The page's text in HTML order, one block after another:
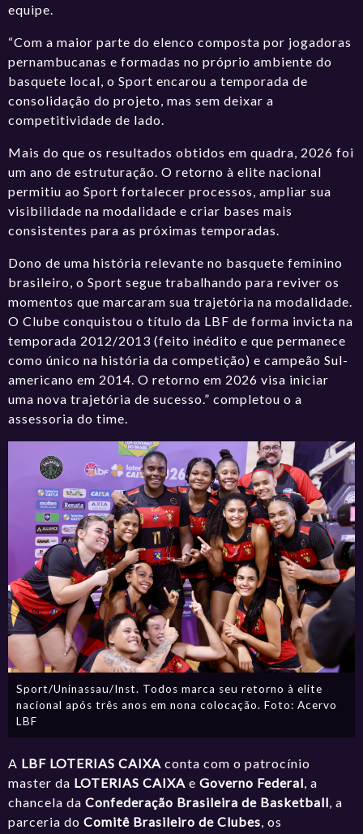
equipe.
“Com a maior parte do elenco composta por jogadoras
pernambucanas e formadas no próprio ambiente do
basquete local, o Sport encarou a temporada de
consolidação do projeto, mas sem deixar a
competitividade de lado.
Mais do que os resultados obtidos em quadra, 2026 foi
um ano de estruturação. O retorno à elite nacional
permitiu ao Sport fortalecer processos, ampliar sua
visibilidade na modalidade e criar bases mais
consistentes para as próximas temporadas.
Dono de uma história relevante no basquete feminino
brasileiro, o Sport segue trabalhando para reviver os
momentos que marcaram sua trajetória na modalidade.
O Clube conquistou o título da LBF de forma invicta na
temporada 2012/2013 (feito inédito e que permanece
como único na história da competição) e campeão Sul-
americano em 2014. O retorno em 2026 visa iniciar
uma nova trajetória de sucesso.” completou o a
assessoria do time.
Sport/Uninassau/Inst. Todos marca seu retorno à elite
nacional após três anos em nona colocação. Foto: Acervo
LBF
A LBF LOTERIAS CAIXAconta com o patrocínio
master da LOTERIAS CAIXA eGoverno Federal , a
chancela daConfederação Brasileira de Basketball , a
parceria do Comitê Brasileiro de Clubes , os